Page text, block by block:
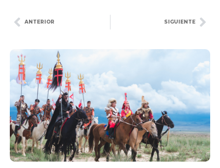
ANTERIOR SIGUIENTE